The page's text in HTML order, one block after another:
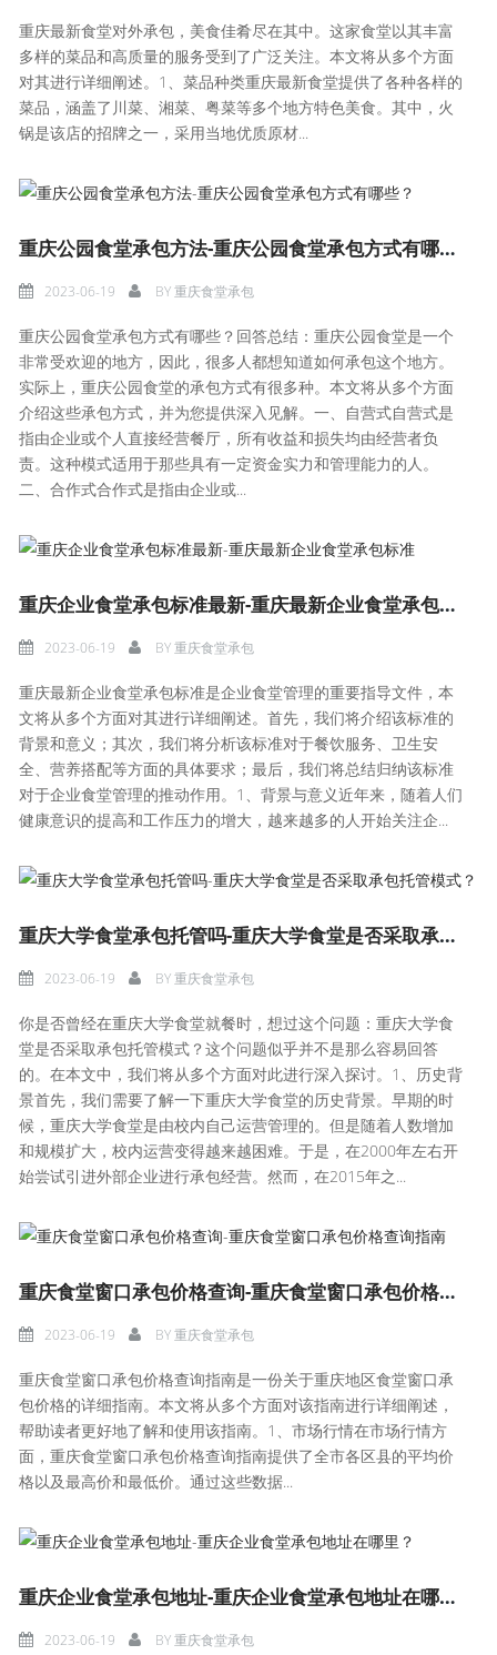
重庆最新食堂对外承包，美食佳肴尽在其中。这家食堂以其丰富
多样的菜品和高质量的服务受到了广泛关注。本文将从多个方面
对其进行详细阐述。1、菜品种类重庆最新食堂提供了各种各样的
菜品，涵盖了川菜、湘菜、粤菜等多个地方特色美食。其中，火
锅是该店的招牌之一，采用当地优质原材...
重庆公园食堂承包方法-重庆公园食堂承包方式有哪些？
2023-06-19 BY重庆食堂承包
重庆公园食堂承包方式有哪些？回答总结：重庆公园食堂是一个
非常受欢迎的地方，因此，很多人都想知道如何承包这个地方。
实际上，重庆公园食堂的承包方式有很多种。本文将从多个方面
介绍这些承包方式，并为您提供深入见解。一、自营式自营式是
指由企业或个人直接经营餐厅，所有收益和损失均由经营者负
责。这种模式适用于那些具有一定资金实力和管理能力的人。
二、合作式合作式是指由企业或...
重庆企业食堂承包标准最新-重庆最新企业食堂承包标准
2023-06-19 BY重庆食堂承包
重庆最新企业食堂承包标准是企业食堂管理的重要指导文件，本
文将从多个方面对其进行详细阐述。首先，我们将介绍该标准的
背景和意义；其次，我们将分析该标准对于餐饮服务、卫生安
全、营养搭配等方面的具体要求；最后，我们将总结归纳该标准
对于企业食堂管理的推动作用。1、背景与意义近年来，随着人们
健康意识的提高和工作压力的增大，越来越多的人开始关注企...
重庆大学食堂承包托管吗-重庆大学食堂是否采取承包托管模式？
2023-06-19 BY重庆食堂承包
你是否曾经在重庆大学食堂就餐时，想过这个问题：重庆大学食
堂是否采取承包托管模式？这个问题似乎并不是那么容易回答
的。在本文中，我们将从多个方面对此进行深入探讨。1、历史背
景首先，我们需要了解一下重庆大学食堂的历史背景。早期的时
候，重庆大学食堂是由校内自己运营管理的。但是随着人数增加
和规模扩大，校内运营变得越来越困难。于是，在2000年左右开
始尝试引进外部企业进行承包经营。然而，在2015年之...
重庆食堂窗口承包价格查询-重庆食堂窗口承包价格查询指南
2023-06-19 BY重庆食堂承包
重庆食堂窗口承包价格查询指南是一份关于重庆地区食堂窗口承
包价格的详细指南。本文将从多个方面对该指南进行详细阐述，
帮助读者更好地了解和使用该指南。1、市场行情在市场行情方
面，重庆食堂窗口承包价格查询指南提供了全市各区县的平均价
格以及最高价和最低价。通过这些数据...
重庆企业食堂承包地址-重庆企业食堂承包地址在哪里？
2023-06-19 BY重庆食堂承包